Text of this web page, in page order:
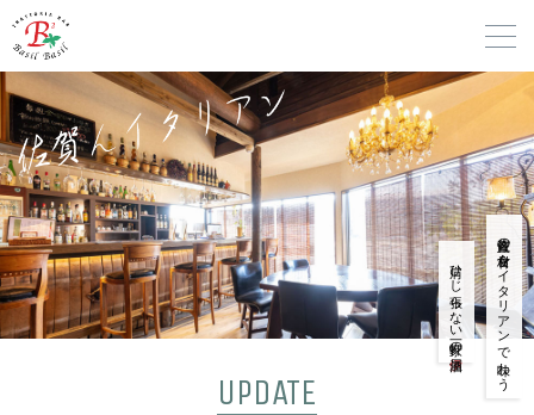
佐賀産の食材をイタリアンで味わう
肩ひじ張らない一軒家の
UPDATE